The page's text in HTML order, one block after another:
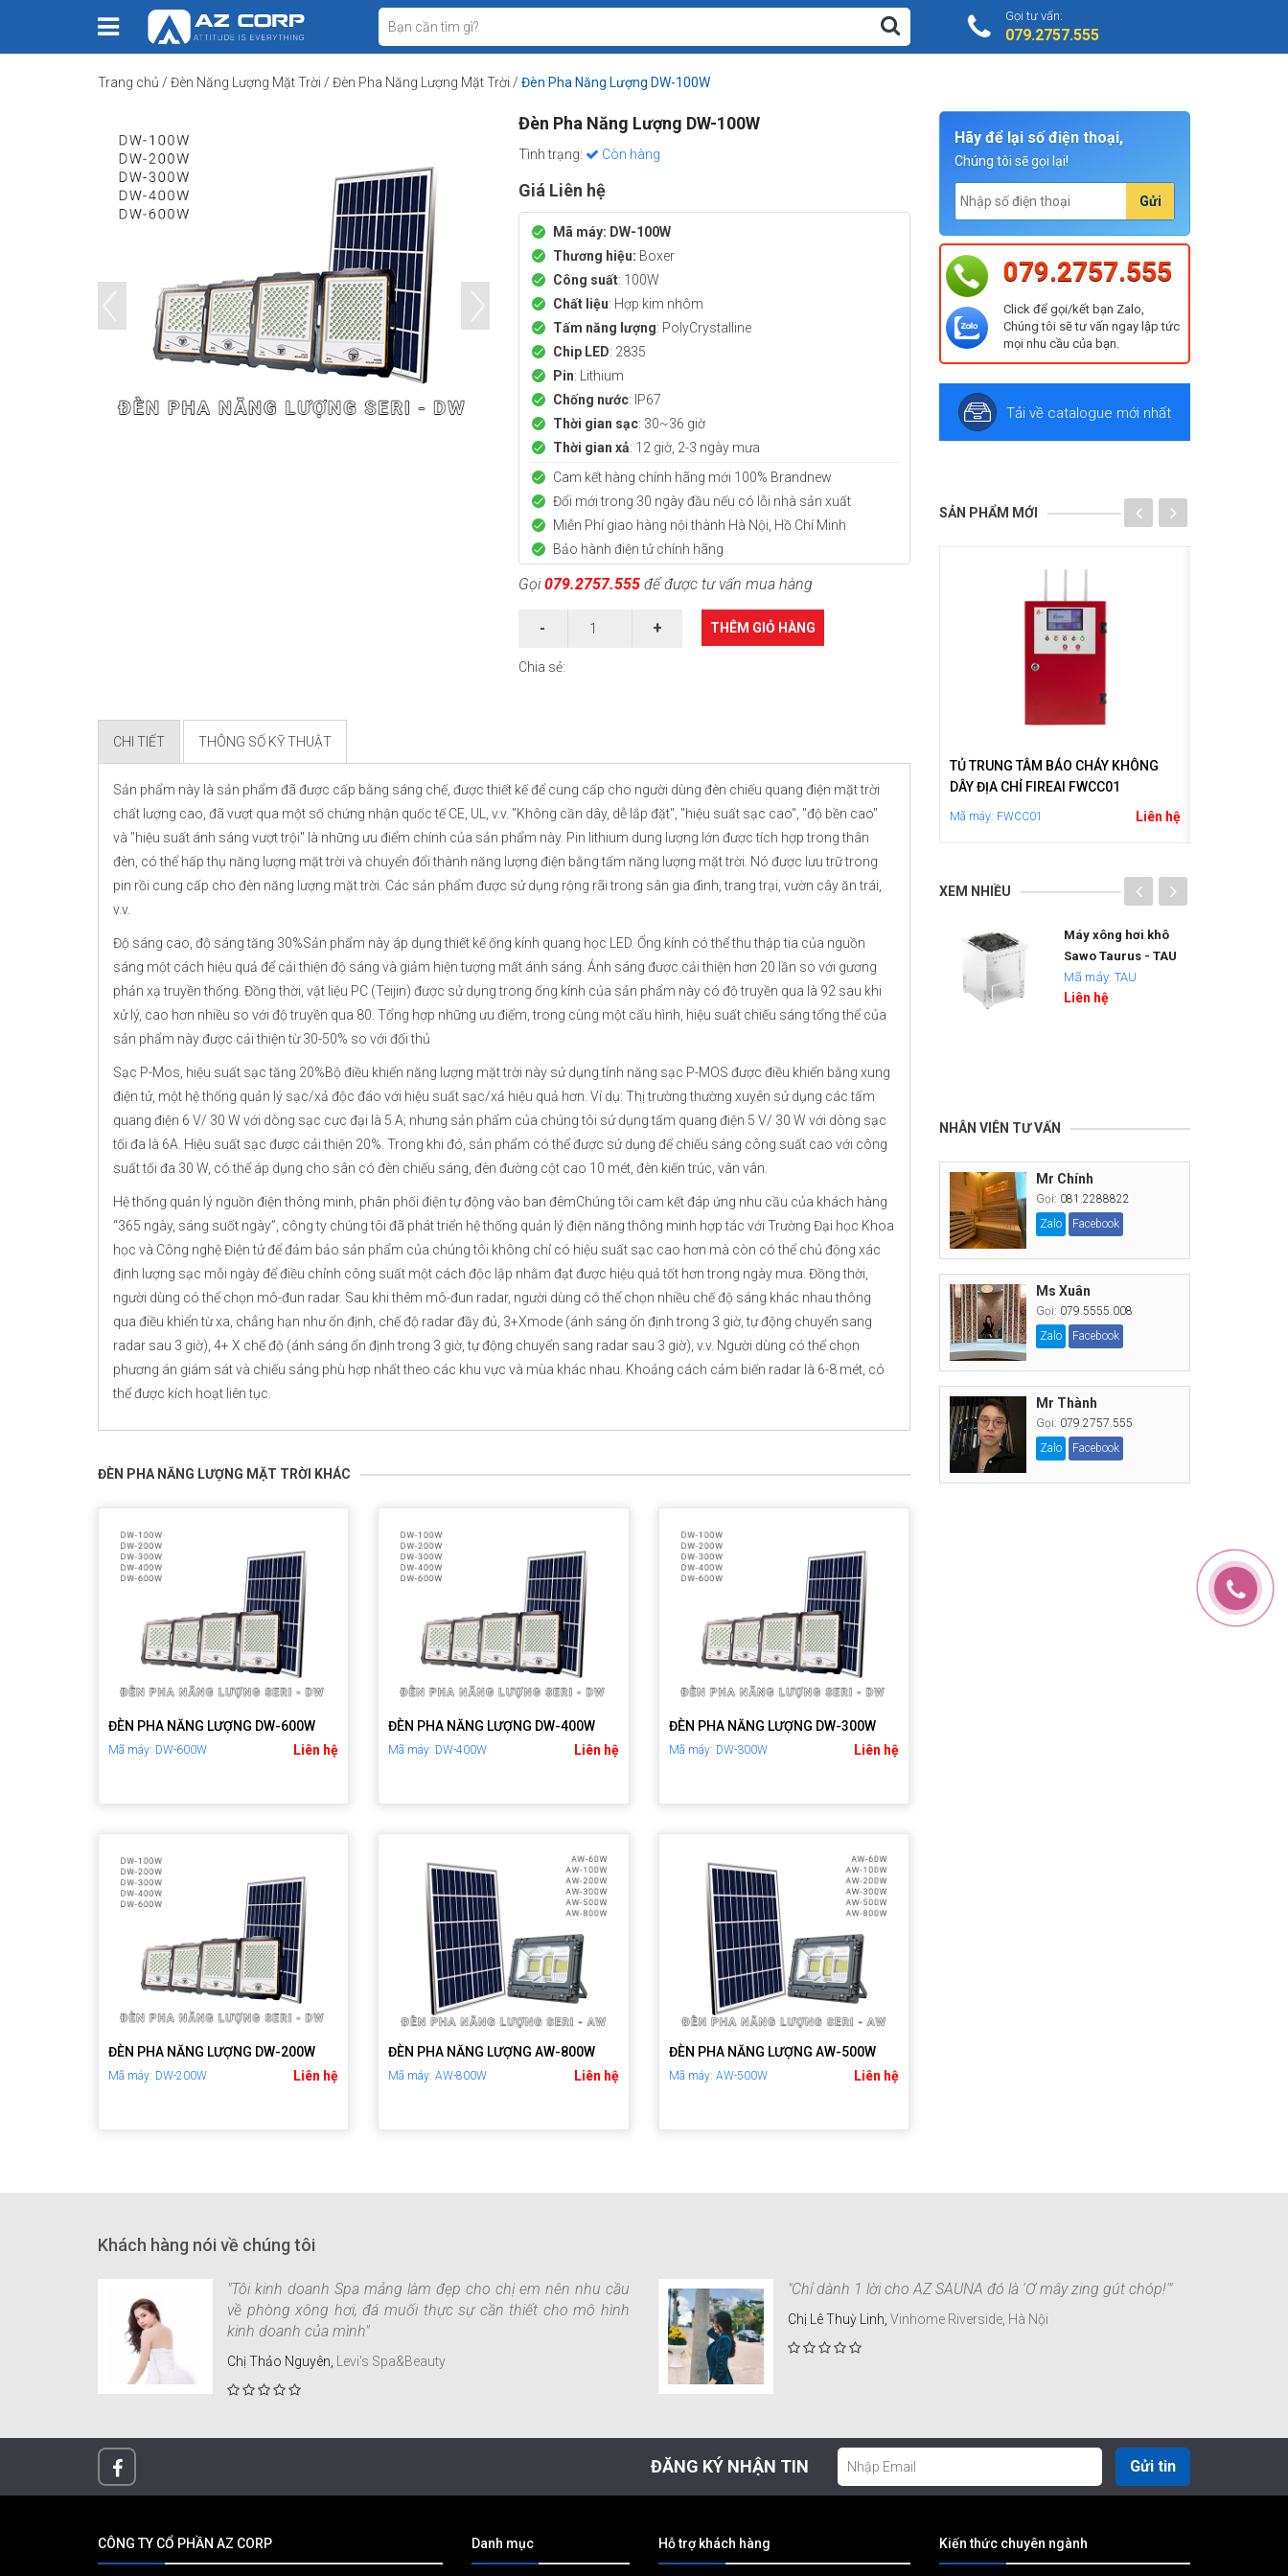
Gọi tư vấn:
079.2757.555
Trang chủ / Đèn Năng Lượng Mặt Trời / Đèn Pha Năng Lượng Mặt Trời / Đèn Pha Năng Lượng DW-100W
Đèn Pha Năng Lượng DW-100W
Tình trạng: Còn hàng
Giá Liên hệ
Mã máy: DW-100W
Thương hiệu: Boxer
Công suất: 100W
Chất liệu: Hợp kim nhôm
Tấm năng lượng: PolyCrystalline
Chip LED: 2835
Pin: Lithium
Chống nước: IP67
Thời gian sạc: 30~36 giờ
Thời gian xả: 12 giờ, 2-3 ngày mưa
Cam kết hàng chính hãng mới 100% Brandnew
Đổi mới trong 30 ngày đầu nếu có lỗi nhà sản xuất
Miễn Phí giao hàng nội thành Hà Nội, Hồ Chí Minh
Bảo hành điện tử chính hãng
Gọi079.2757.555để được tư vấn mua hàng
THÊM GIỎ HÀNG
Chia sẻ:
CHI TIẾT THÔNG SỐ KỸ THUẬT
Sản phẩm này là sản phẩm đã được cấp bằng sáng chế, được thiết kế để cung cấp cho người dùng đèn chiếu quang điện mặt trời
chất lượng cao, đã vượt qua một số chứng nhận quốc tế CE, UL, v.v. "Không cần dây, dễ lắp đặt", "hiệu suất sạc cao", "độ bền cao"
và "hiệu suất ánh sáng vượt trội" là những ưu điểm chính của sản phẩm này. Pin lithium dung lượng lớn được tích hợp trong thân
đèn, có thể hấp thụ năng lượng mặt trời và chuyển đổi thành năng lượng điện bằng tấm năng lượng mặt trời. Nó được lưu trữ trong
pin rồi cung cấp cho đèn năng lượng mặt trời. Các sản phẩm được sử dụng rộng rãi trong sân gia đình, trang trại, vườn cây ăn trái,
v.v.
Độ sáng cao, độ sáng tăng 30%Sản phẩm này áp dụng thiết kế ống kính quang học LED. Ống kính có thể thu thập tia của nguồn
sáng một cách hiệu quả để cải thiện độ sáng và giảm hiện tượng mất ánh sáng. Ánh sáng được cải thiện hơn 20 lần so với gương
phản xạ truyền thống. Đồng thời, vật liệu PC (Teijin) được sử dụng trong ống kính của sản phẩm này có độ truyền qua là 92 sau khi
xử lý, cao hơn nhiều so với độ truyền qua 80. Tổng hợp những ưu điểm, trong cùng một cấu hình, hiệu suất chiếu sáng tổng thể của
sản phẩm này được cải thiện từ 30-50% so với đối thủ
Sạc P-Mos, hiệu suất sạc tăng 20%Bộ điều khiển năng lượng mặt trời này sử dụng tính năng sạc P-MOS được điều khiển bằng xung
điện tử, một hệ thống quản lý sạc/xả độc đáo với hiệu suất sạc/xả hiệu quả hơn. Ví dụ: Thị trường thường xuyên sử dụng các tấm
quang điện 6 V/ 30 W với dòng sạc cực đại là 5 A; nhưng sản phẩm của chúng tôi sử dụng tấm quang điện 5 V/ 30 W với dòng sạc
tối đa là 6A. Hiệu suất sạc được cải thiện 20%. Trong khi đó, sản phẩm có thể được sử dụng để chiếu sáng công suất cao với công
suất tối đa 30 W, có thể áp dụng cho sân có đèn chiếu sáng, đèn đường cột cao 10 mét, đèn kiến trúc, vân vân.
Hệ thống quản lý nguồn điện thông minh, phân phối điện tự động vào ban đêmChúng tôi cam kết đáp ứng nhu cầu của khách hàng
“365 ngày, sáng suốt ngày”, công ty chúng tôi đã phát triển hệ thống quản lý điện năng thông minh hợp tác với Trường Đại học Khoa
học và Công nghệ Điện tử để đảm bảo sản phẩm của chúng tôi không chỉ có hiệu suất sạc cao hơn mà còn có thể chủ động xác
định lượng sạc mỗi ngày để điều chỉnh công suất một cách độc lập nhằm đạt được hiệu quả tốt hơn trong ngày mưa. Đồng thời,
người dùng có thể chọn mô-đun radar. Sau khi thêm mô-đun radar, người dùng có thể chọn nhiều chế độ sáng khác nhau thông
qua điều khiển từ xa, chẳng hạn như ổn định, chế độ radar đầy đủ, 3+Xmode (ánh sáng ổn định trong 3 giờ, tự động chuyển sang
radar sau 3 giờ), 4+ X chế độ (ánh sáng ổn định trong 3 giờ, tự động chuyển sang radar sau 3 giờ), v.v. Người dùng có thể chọn
phương án giám sát và chiếu sáng phù hợp nhất theo các khu vực và mùa khác nhau. Khoảng cách cảm biến radar là 6-8 mét, có
thể được kích hoạt liên tục.
ĐÈN PHA NĂNG LƯỢNG MẶT TRỜI KHÁC
ĐÈN PHA NĂNG LƯỢNG DW-600W
Mã máy: DW-600W Liên hệ
ĐÈN PHA NĂNG LƯỢNG DW-400W
Mã máy: DW-400W Liên hệ
ĐÈN PHA NĂNG LƯỢNG DW-300W
Mã máy: DW-300W Liên hệ
ĐÈN PHA NĂNG LƯỢNG DW-200W
Mã máy: DW-200W Liên hệ
ĐÈN PHA NĂNG LƯỢNG AW-800W
Mã máy: AW-800W Liên hệ
ĐÈN PHA NĂNG LƯỢNG AW-500W
Mã máy: AW-500W Liên hệ
Hãy để lại số điện thoại,
Chúng tôi sẽ gọi lại!
Gửi
079.2757.555
Click để gọi/kết bạn Zalo,
Chúng tôi sẽ tư vấn ngay lập tức
mọi nhu cầu của bạn.
Tải về catalogue mới nhất
SẢN PHẨM MỚI
TỦ TRUYỀN TIN CẢNH BÁO KHÔNG
DÂY ĐỊA CHỈ FIREAI FWT02
Mã máy: FWT02 Liên hệ
TỦ TRUNG TÂM BÁO CHÁY KHÔNG
DÂY ĐỊA CHỈ FIREAI FWT01
Mã máy: FWT01
TỦ TRUNG TÂM BÁO CHÁY KHÔNG
DÂY ĐỊA CHỈ FIREAI FWCC01
Mã máy: FWCC01 Liên hệ
XEM NHIỀU
Máy nước nóng bơm
nhiệt dân dụng
Ariston NUOS PLUS
Wi-fi
Mã máy: NUOS PLUS
Máy nước nóng bơm
Ariston NUOS PRIMO
HC
Mã máy: NUOS PRIMO
Máy xông hơi khô
Sawo Taurus - TAU
Mã máy: TAU
Liên hệ
NHÂN VIÊN TƯ VẤN
Mr Chính
Gọi: 081.2288822
Zalo
Facebook
Ms Xuân
Gọi: 079.5555.008
Zalo
Facebook
Mr Thành
Gọi: 079.2757.555
Zalo
Facebook
Khách hàng nói về chúng tôi
"Tôi kinh doanh Spa mảng làm đẹp cho chị em nên nhu cầu
về phòng xông hơi, đá muối thực sự cần thiết cho mô hình
kinh doanh của mình"
Chị Thảo Nguyên, Levi's Spa&Beauty
"Chỉ dành 1 lời cho AZ SAUNA đó là 'Ơ mây zing gút chóp!'"
Chị Lê Thuỳ Linh, Vinhome Riverside, Hà Nội
ĐĂNG KÝ NHẬN TIN Gửi tin
CÔNG TY CỔ PHẦN AZ CORP Danh mục Hỗ trợ khách hàng Kiến thức chuyên ngành